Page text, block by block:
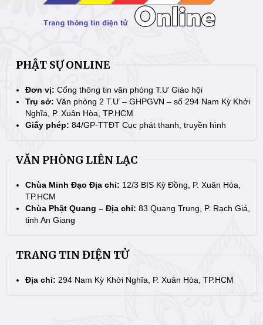
PHẬT SỰ ONLINE
Đơn vị: Cổng thông tin văn phòng T.Ư Giáo hội
Trụ sở: Văn phòng 2 T.Ư – GHPGVN – số 294 Nam Kỳ Khởi
Nghĩa, P. Xuân Hòa, TP.HCM
Giấy phép: 84/GP-TTĐT Cục phát thanh, truyền hình
VĂN PHÒNG LIÊN LẠC
Chùa Minh Đạo Địa chỉ: 12/3 BIS Kỳ Đồng, P. Xuân Hòa,
TP.HCM
Chùa Phật Quang – Địa chỉ: 83 Quang Trung, P. Rạch Giá,
tỉnh An Giang
TRANG TIN ĐIỆN TỬ
Địa chỉ: 294 Nam Kỳ Khởi Nghĩa, P. Xuân Hòa, TP.HCM